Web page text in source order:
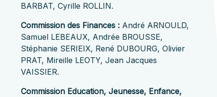
BARBAT, Cyrille ROLLIN.
Commission des Finances : André ARNOULD,
Samuel LEBEAUX, Andrée BROUSSE,
Stéphanie SERIEIX, René DUBOURG, Olivier
PRAT, Mireille LEOTY, Jean Jacques
VAISSIER.
Commission Education, Jeunesse, Enfance,